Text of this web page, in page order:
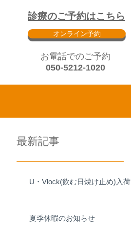
診療のご予約はこちら
オンライン予約
​お電話でのご予約
050-5212-1020
最新記事
U・Vlock(飲む日焼け止め)入荷
夏季休暇のお知らせ